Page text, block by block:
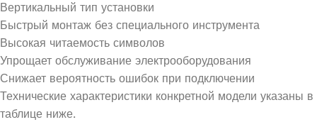
Вертикальный тип установки
Быстрый монтаж без специального инструмента
Высокая читаемость символов
Упрощает обслуживание электрооборудования
Снижает вероятность ошибок при подключении
Технические характеристики конкретной модели указаны в
таблице ниже.